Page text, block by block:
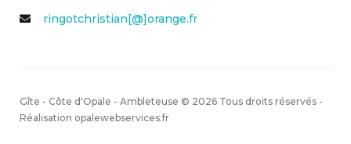
ringotchristian[@]orange.fr
Gîte - Côte d'Opale - Ambleteuse © 2026 Tous droits réservés -
Réalisation opalewebservices.fr